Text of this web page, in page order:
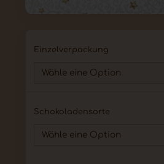
Einzelverpackung
Schokoladensorte